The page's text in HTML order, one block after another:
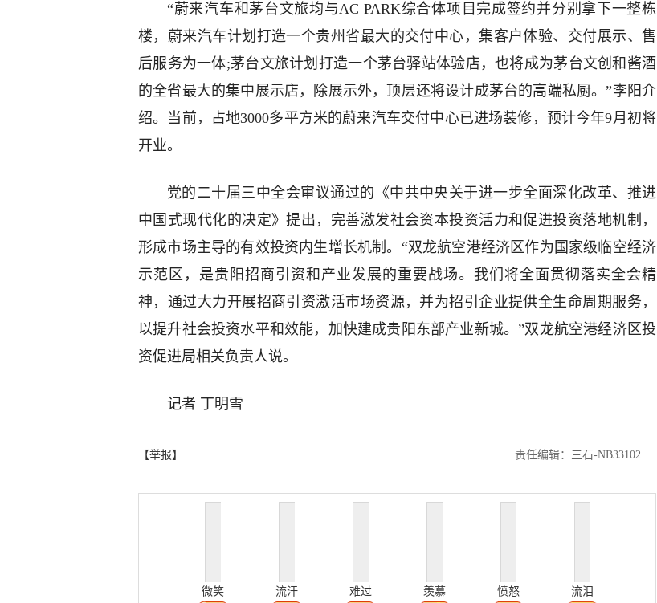
“蔚来汽车和茅台文旅均与AC PARK综合体项目完成签约并分别拿下一整栋
楼，蔚来汽车计划打造一个贵州省最大的交付中心，集客户体验、交付展示、售
后服务为一体;茅台文旅计划打造一个茅台驿站体验店，也将成为茅台文创和酱酒
的全省最大的集中展示店，除展示外，顶层还将设计成茅台的高端私厨。”李阳介
绍。当前，占地3000多平方米的蔚来汽车交付中心已进场装修，预计今年9月初将
开业。
党的二十届三中全会审议通过的《中共中央关于进一步全面深化改革、推进
中国式现代化的决定》提出，完善激发社会资本投资活力和促进投资落地机制，
形成市场主导的有效投资内生增长机制。“双龙航空港经济区作为国家级临空经济
示范区，是贵阳招商引资和产业发展的重要战场。我们将全面贯彻落实全会精
神，通过大力开展招商引资激活市场资源，并为招引企业提供全生命周期服务，
以提升社会投资水平和效能，加快建成贵阳东部产业新城。”双龙航空港经济区投
资促进局相关负责人说。
记者 丁明雪
【举报】 责任编辑：三石-NB33102
微笑 流汗 难过 羡慕 愤怒 流泪